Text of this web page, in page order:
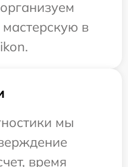
в
мы
время